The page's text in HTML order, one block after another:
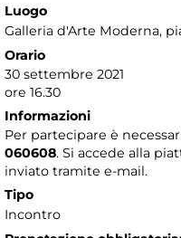
Luogo
Galleria d'Arte Moderna,
Orario
30 settembre 2021
ore 16.30
Informazioni
Per partecipare è
060608. Si accede alla
inviato tramite e-mail.
Tipo
Incontro